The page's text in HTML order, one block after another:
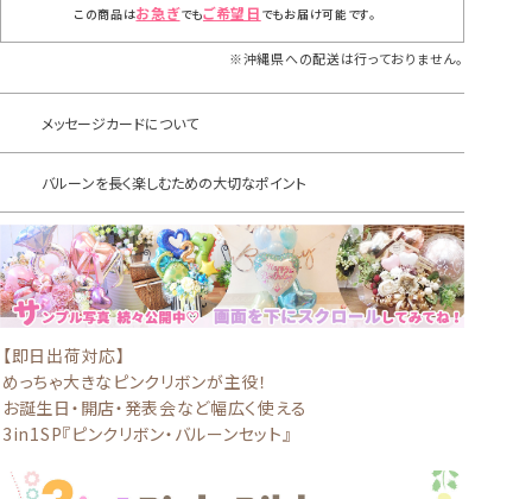
この商品はお急ぎでもご希望日 でもお届け可能です。
※沖縄県への配送は行っておりません。
メッセージカードについて
バルーンを長く楽しむための大切なポイント
【即日出荷対応】
めっちゃ大きなピンクリボンが主役！
お誕生日・開店・発表会など幅広く使える
3in1SP『ピンクリボン・バルーンセット』